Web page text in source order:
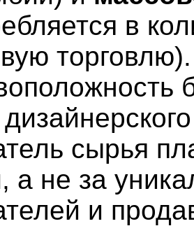
в
сырья
а не за
и